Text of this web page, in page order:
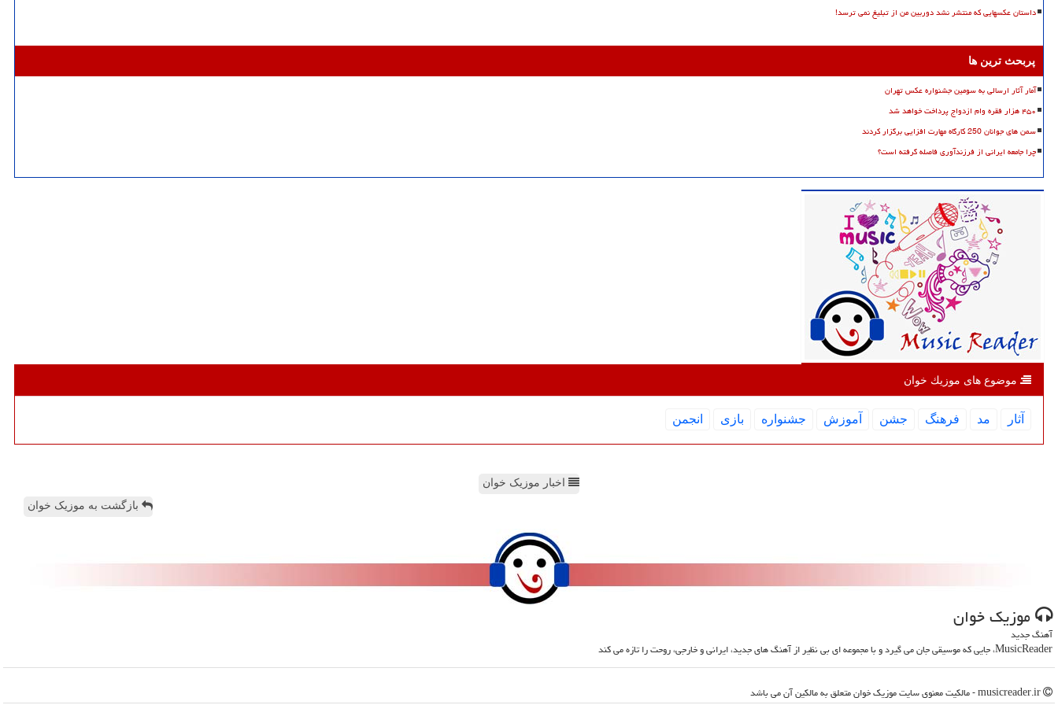
داستان عکسهایی که منتشر نشد دوربین من از تبلیغ نمی ترسد!
پربحث ترین ها
آمار آثار ارسالی به سومین جشنواره عکس تهران
۴۵۰ هزار فقره وام ازدواج پرداخت خواهد شد
سمن های جوانان 250 کارگاه مهارت افزایی برگزار کردند
چرا جامعه ایرانی از فرزندآوری فاصله گرفته است؟
موضوع های موزیك خوان
آثار مد فرهنگ جشن آموزش جشنواره بازی انجمن
اخبار موزیک خوان
بازگشت به موزیک خوان
موزیك خوان
آهنگ جدید
MusicReader، جایی که موسیقی جان می گیرد و با مجموعه ای بی نظیر از آهنگ های جدید، ایرانی و خارجی، روحت را تازه می کند